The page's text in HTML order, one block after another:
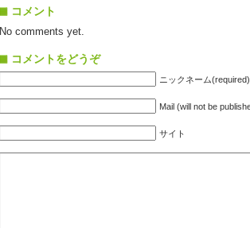
コメント
No comments yet.
コメントをどうぞ
ニックネーム(required)
Mail (will not be
サイト